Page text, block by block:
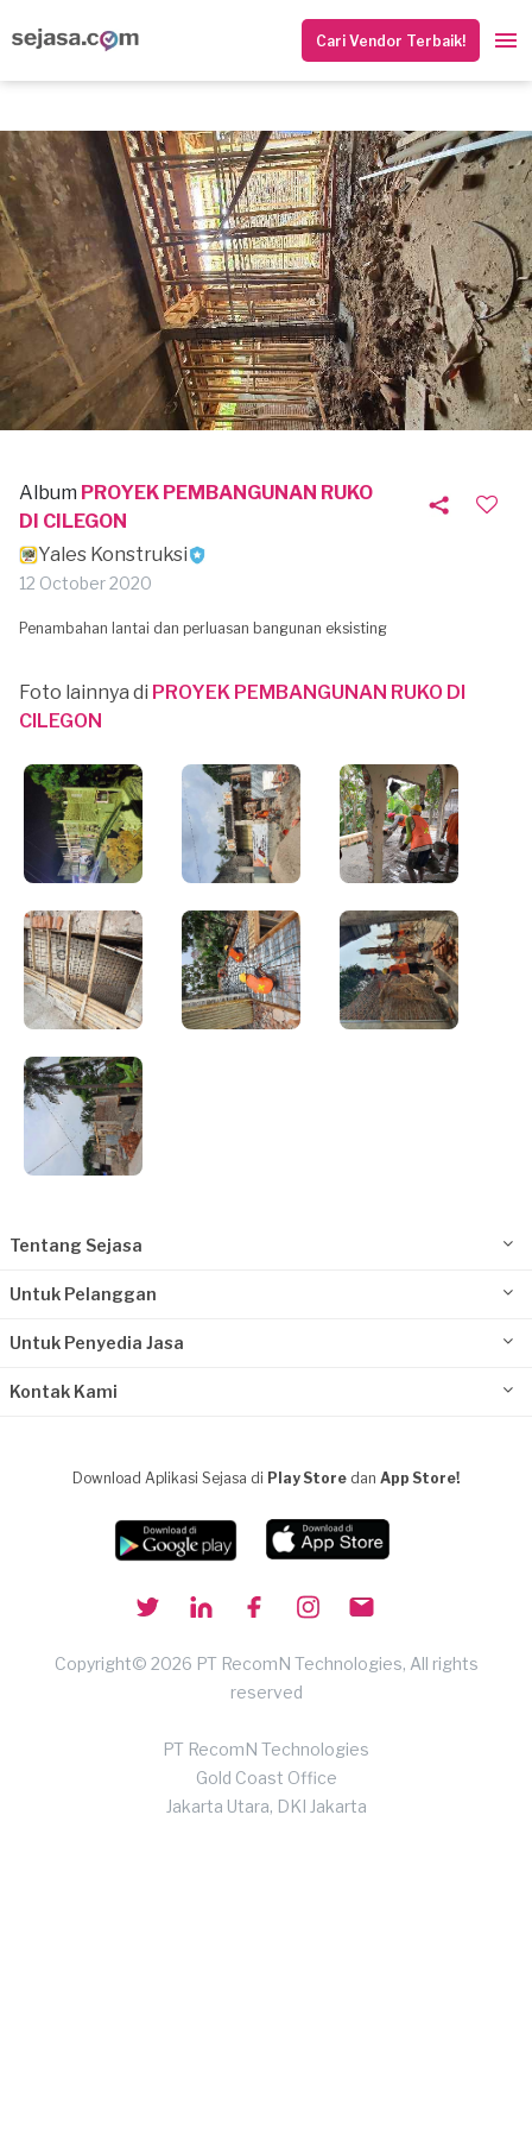
Cari Vendor Terbaik!
Album PROYEK PEMBANGUNAN RUKO
DI CILEGON
Yales Konstruksi
12 October 2020
Penambahan lantai dan perluasan bangunan eksisting
Foto lainnya di PROYEK PEMBANGUNAN RUKO DI
CILEGON
Tentang Sejasa
Untuk Pelanggan
Untuk Penyedia Jasa
Kontak Kami
Download Aplikasi Sejasa di Play Store dan App Store!
Copyright© 2026 PT RecomN Technologies, All rights
reserved
PT RecomN Technologies
Gold Coast Office
Jakarta Utara, DKI Jakarta